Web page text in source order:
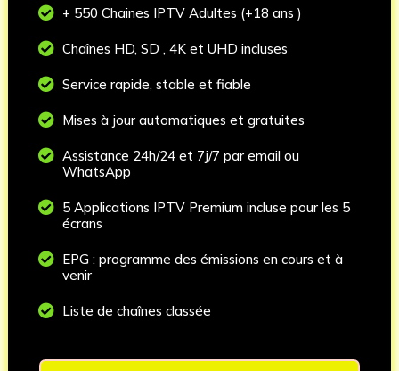
 + 550 Chaines IPTV Adultes (+18 ans )
 Chaînes HD, SD , 4K et UHD incluses
 Service rapide, stable et fiable
 Mises à jour automatiques et gratuites
 Assistance 24h/24 et 7j/7 par email ou
WhatsApp
 5 Applications IPTV Premium incluse pour les 5
écrans
 EPG : programme des émissions en cours et à
venir
 Liste de chaînes classée